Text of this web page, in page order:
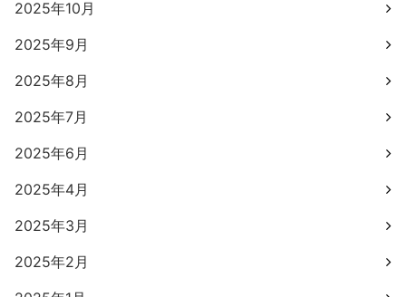
2025年10月
2025年9月
2025年8月
2025年7月
2025年6月
2025年4月
2025年3月
2025年2月